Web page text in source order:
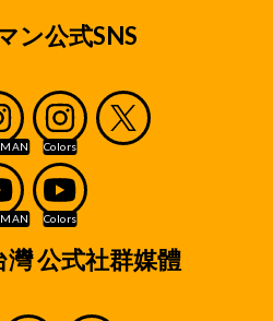
ン公式SNS
公式社群媒體